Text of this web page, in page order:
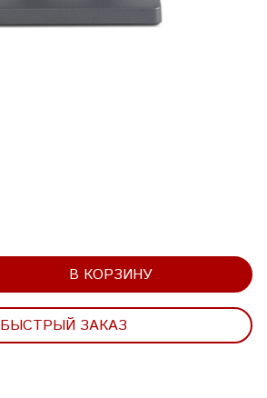
В КОРЗИНУ
БЫСТРЫЙ ЗАКАЗ